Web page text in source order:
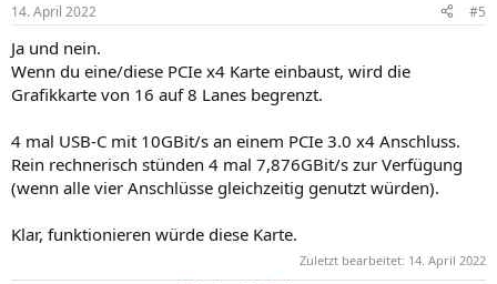
14. April 2022 #5
Ja und nein.
Wenn du eine/diese PCIe x4 Karte einbaust, wird die
Grafikkarte von 16 auf 8 Lanes begrenzt.
4 mal USB-C mit 10GBit/s an einem PCIe 3.0 x4 Anschluss.
Rein rechnerisch stünden 4 mal 7,876GBit/s zur Verfügung
(wenn alle vier Anschlüsse gleichzeitig genutzt würden).
Klar, funktionieren würde diese Karte.
Zuletzt bearbeitet: 14. April 2022